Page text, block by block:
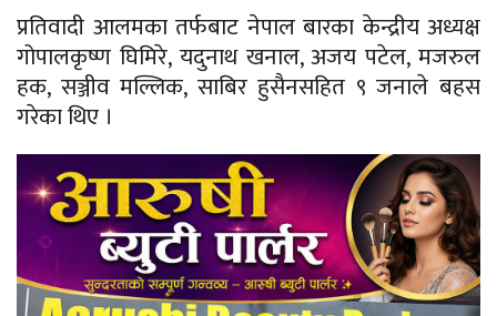
प्रतिवादी आलमका तर्फबाट नेपाल बारका केन्द्रीय अध्यक्ष
गोपालकृष्ण घिमिरे, यदुनाथ खनाल, अजय पटेल, मजरुल
हक, सञ्जीव मल्लिक, साबिर हुसैनसहित ९ जनाले बहस
गरेका थिए ।